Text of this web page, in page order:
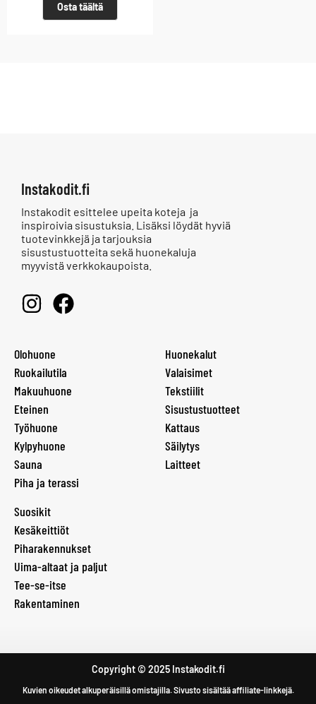
Osta täältä
Instakodit.fi
Instakodit esittelee upeita koteja ja
inspiroivia sisustuksia. Lisäksi löydät hyviä
tuotevinkkejä ja tarjouksia
sisustustuotteita sekä huonekaluja
myyvistä verkkokaupoista.
Olohuone
Ruokailutila
Makuuhuone
Eteinen
Työhuone
Kylpyhuone
Sauna
Piha ja terassi
Huonekalut
Valaisimet
Tekstiilit
Sisustustuotteet
Kattaus
Säilytys
Laitteet
Suosikit
Kesäkeittiöt
Piharakennukset
Uima-altaat ja paljut
Tee-se-itse
Rakentaminen
Copyright © 2025 Instakodit.fi
Kuvien oikeudet alkuperäisillä omistajilla. Sivusto sisältää affiliate-linkkejä.